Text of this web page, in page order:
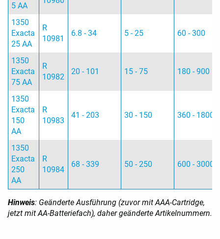
5 AA
1350
Exacta
25 AA
R
10981
6.8 - 34 5 - 25 60 - 300
1350
Exacta
75 AA
R
10982
20 - 101 15 - 75 180 - 900
1350
Exacta
150
AA
R
10983
41 - 203 30 - 150 360 - 1800
1350
Exacta
250
AA
R
10984
68 - 339 50 - 250 600 - 3000
Hinweis: Geänderte Ausführung (zuvor mit AAA-Cartridge,
jetzt mit AA-Batteriefach), daher geänderte Artikelnummern.